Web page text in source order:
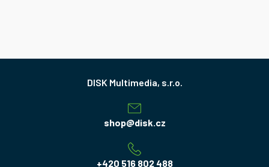
shop@disk.cz
+420 516 802 488